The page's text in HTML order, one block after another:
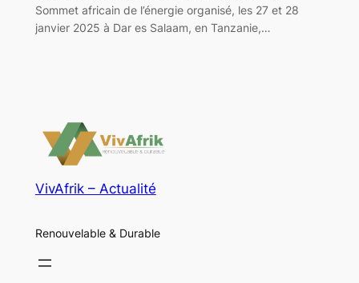
Sommet africain de l’énergie organisé, les 27 et 28
janvier 2025 à Dar es Salaam, en Tanzanie,…
VivAfrik – Actualité
Renouvelable & Durable